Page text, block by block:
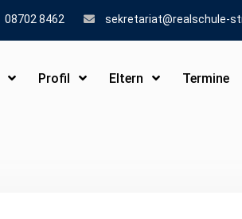
08702 8462 sekretariat@realschule-
Profil Eltern Termine